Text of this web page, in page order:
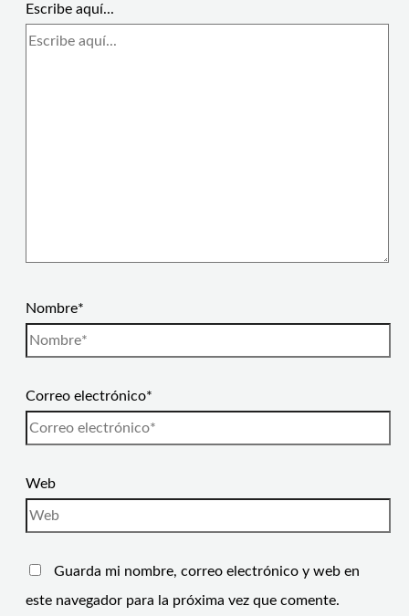
Escribe aquí...
Nombre*
Correo electrónico*
Web
Guarda mi nombre, correo electrónico y web en
este navegador para la próxima vez que comente.